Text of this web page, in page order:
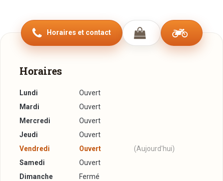
Horaires et contact
Horaires
Lundi
Ouvert
Mardi
Ouvert
Mercredi
Ouvert
Jeudi
Ouvert
Vendredi
Ouvert
(Aujourd'hui)
Samedi
Ouvert
Dimanche
Fermé